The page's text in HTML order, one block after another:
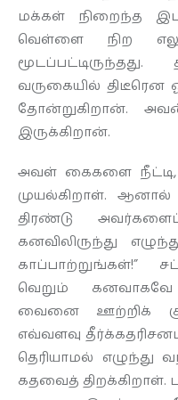
மக்கள் நிறைந்த
வெள்ளை நிற
வருகையில்
தோன்றுகிறான்.
இருக்கிறான்.
அவள் கைகளை நீட்டி,
முயல்கிறாள்.
திரண்டு அவர்களைப்
கனவிலிருந்து
காப்பாற்றுங்கள்!”
வெறும்
வைனை ஊற்றிக்
எவ்வளவு
தெரியாமல் எழுந்து
கதவைத் திறக்கிறாள்.